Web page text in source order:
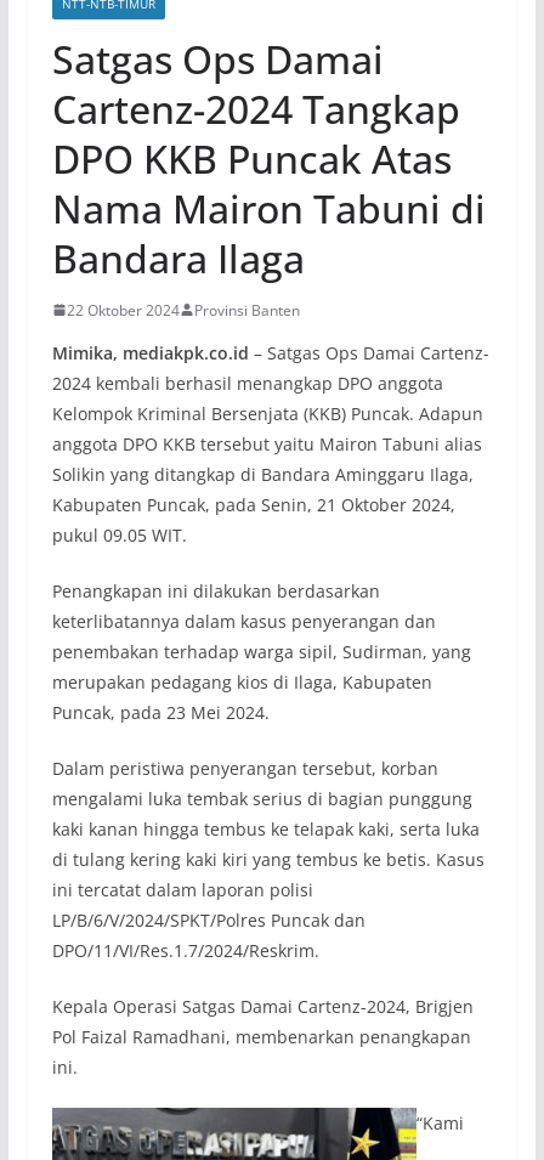
NTT-NTB-TIMUR
Satgas Ops Damai
Cartenz-2024 Tangkap
DPO KKB Puncak Atas
Nama Mairon Tabuni di
Bandara Ilaga
22 Oktober 2024 Provinsi Banten
Mimika, mediakpk.co.id – Satgas Ops Damai Cartenz-
2024 kembali berhasil menangkap DPO anggota
Kelompok Kriminal Bersenjata (KKB) Puncak. Adapun
anggota DPO KKB tersebut yaitu Mairon Tabuni alias
Solikin yang ditangkap di Bandara Aminggaru Ilaga,
Kabupaten Puncak, pada Senin, 21 Oktober 2024,
pukul 09.05 WIT.
Penangkapan ini dilakukan berdasarkan
keterlibatannya dalam kasus penyerangan dan
penembakan terhadap warga sipil, Sudirman, yang
merupakan pedagang kios di Ilaga, Kabupaten
Puncak, pada 23 Mei 2024.
Dalam peristiwa penyerangan tersebut, korban
mengalami luka tembak serius di bagian punggung
kaki kanan hingga tembus ke telapak kaki, serta luka
di tulang kering kaki kiri yang tembus ke betis. Kasus
ini tercatat dalam laporan polisi
LP/B/6/V/2024/SPKT/Polres Puncak dan
DPO/11/VI/Res.1.7/2024/Reskrim.
Kepala Operasi Satgas Damai Cartenz-2024, Brigjen
Pol Faizal Ramadhani, membenarkan penangkapan
ini.
“Kami